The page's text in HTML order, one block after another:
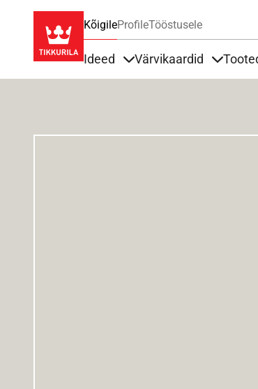
KõigileProfileTööstusele
Ideed Värvikaardid